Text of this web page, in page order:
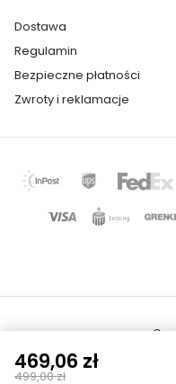
469,06 zł
499,00 zł
Dostawa
Regulamin
Bezpieczne płatności
Zwroty i reklamacje